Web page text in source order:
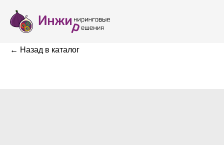
← Назад в каталог